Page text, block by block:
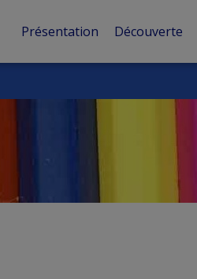
Présentation Découverte